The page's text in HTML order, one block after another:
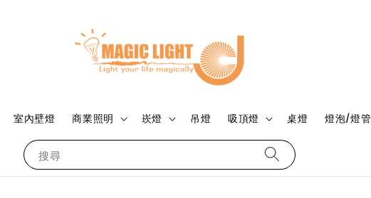
搜尋
室內壁燈 商業照明 崁燈 吊燈 吸頂燈 桌燈 燈泡/燈管